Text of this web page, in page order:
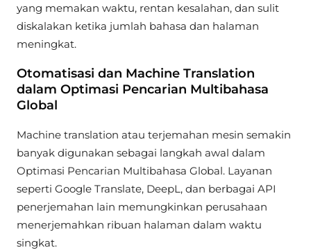
yang memakan waktu, rentan kesalahan, dan sulit
diskalakan ketika jumlah bahasa dan halaman
meningkat.
Otomatisasi dan Machine Translation
dalam Optimasi Pencarian Multibahasa
Global
Machine translation atau terjemahan mesin semakin
banyak digunakan sebagai langkah awal dalam
Optimasi Pencarian Multibahasa Global. Layanan
seperti Google Translate, DeepL, dan berbagai API
penerjemahan lain memungkinkan perusahaan
menerjemahkan ribuan halaman dalam waktu
singkat.